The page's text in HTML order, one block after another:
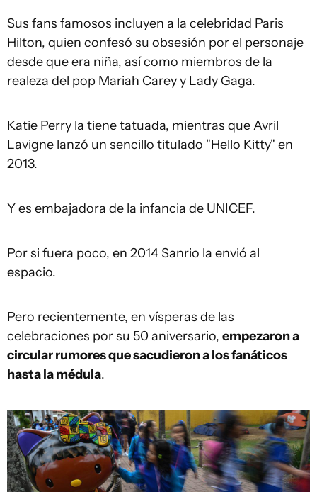
Sus fans famosos incluyen a la celebridad Paris
Hilton, quien confesó su obsesión por el personaje
desde que era niña, así como miembros de la
realeza del pop Mariah Carey y Lady Gaga.
Katie Perry la tiene tatuada, mientras que Avril
Lavigne lanzó un sencillo titulado "Hello Kitty" en
2013.
Y es embajadora de la infancia de UNICEF.
Por si fuera poco, en 2014 Sanrio la envió al
espacio.
Pero recientemente, en vísperas de las
celebraciones por su 50 aniversario, empezaron a
circular rumores que sacudieron a los fanáticos
hasta la médula.